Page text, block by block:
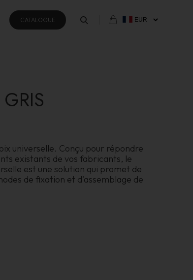
CATALOGUE
universelle. Conçu pour répondre
existants de vos fabricants, le
est une solution qui promet de
de fixation et d'assemblage de